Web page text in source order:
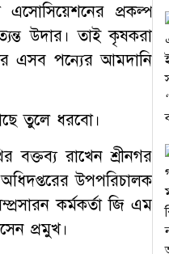
এসোসিয়েশনের প্রকল্প
উদার। তাই কৃষকরা
এসব পন্যের আমদানি
তুলে ধরবো।
বক্তব্য রাখেন শ্রীনগর
উপপরিচালক
কর্মকর্তা জি এম
প্রমুখ।